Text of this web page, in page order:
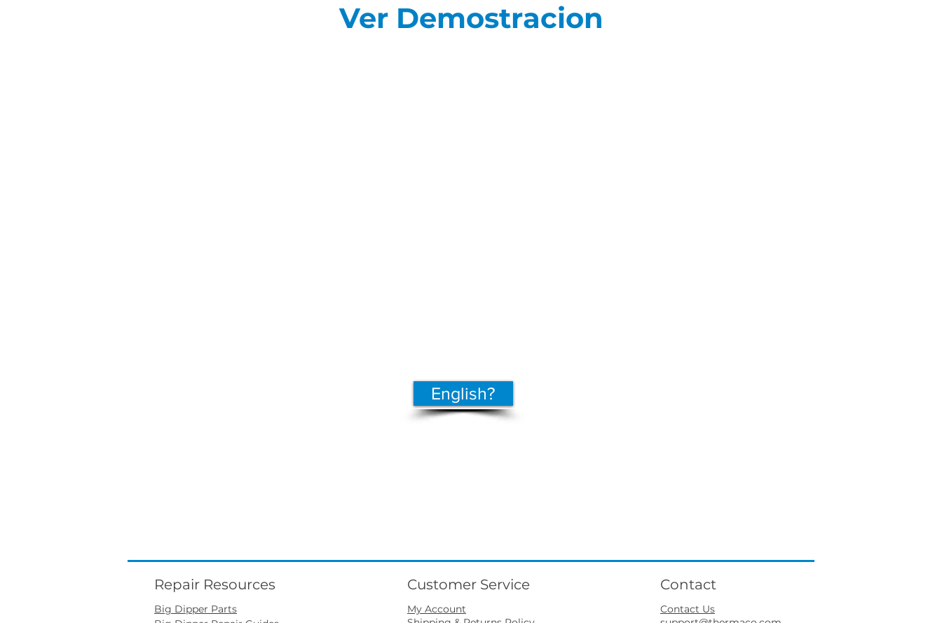
Ver Demostracion
English?
Repair Resources
Big Dipper Parts
Customer Service
My Account
Contact
Contact Us